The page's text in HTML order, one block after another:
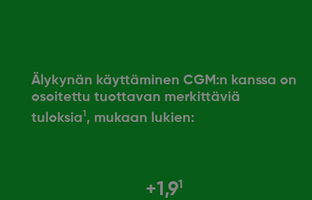
Älykynän käyttäminen CGM:n kanssa on
osoitettu tuottavan merkittäviä
tuloksia1 , mukaan lukien:
+1,91